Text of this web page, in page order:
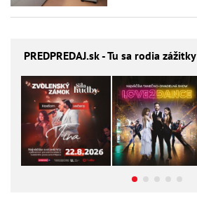
PREDPREDAJ.sk - Tu sa rodia zážitky